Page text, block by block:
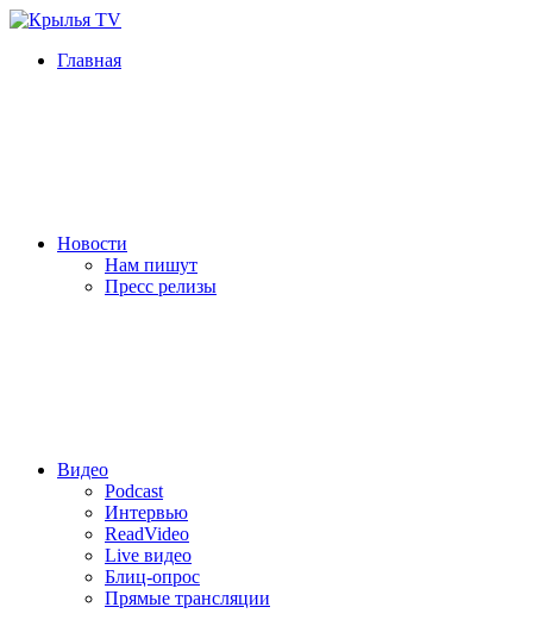
Главная
Новости
Нам пишут
Пресс релизы
Видео
Podcast
Интервью
ReadVideo
Live видео
Блиц-опрос
Прямые трансляции